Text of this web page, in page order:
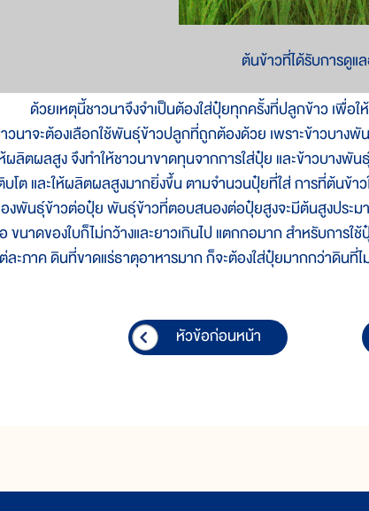
ต้นข้าวที่ได้รับการดูแ
ด้วยเหตุนี้ชาวนาจึงจำเป็นต้องใส่ปุ๋ยทุกครั้งที่ปลูกข้าว เพื่อใ
วนาจะต้องเลือกใช้พันธุ์ข้าวปลูกที่ถูกต้องด้วย เพราะข้าวบาง
ผลิตผลสูง จึงทำให้ชาวนาขาดทุนจากการใส่ปุ๋ย และข้าวบางพั
บโต และให้ผลิตผลสูงมากยิ่งขึ้น ตามจำนวนปุ๋ยที่ใส่ การที่ต้นข้
งพันธุ์ข้าวต่อปุ๋ย พันธุ์ข้าวที่ตอบสนองต่อปุ๋ยสูงจะมีต้นสูงประมา
ขนาดของใบก็ไม่กว้างและยาวเกินไป แตกกอมาก สำหรับการ
ละภาค ดินที่ขาดแร่ธาตุอาหารมาก ก็จะต้องใส่ปุ๋ยมากกว่าดินที่
หัวข้อก่อนหน้า